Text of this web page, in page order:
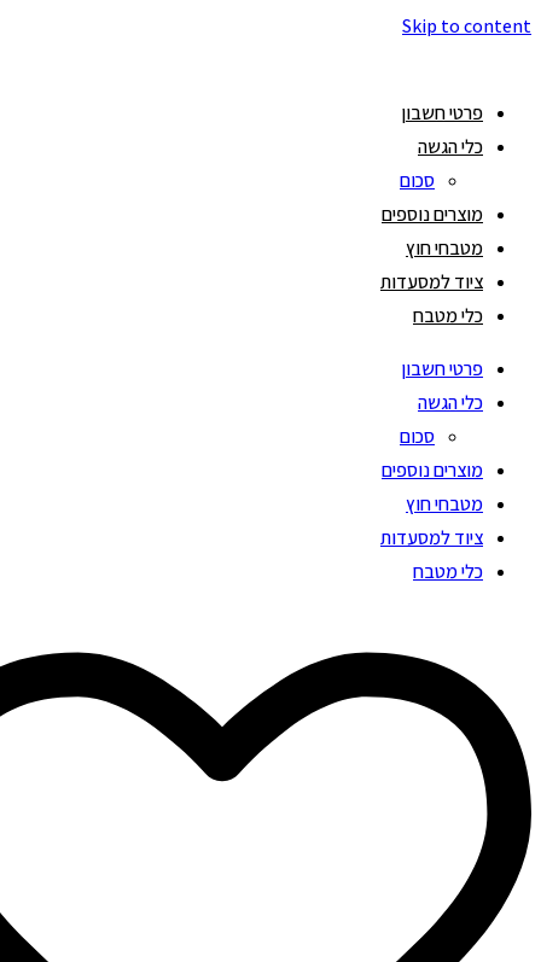
Skip to content
פרטי חשבון
כלי הגשה
סכום
מוצרים נוספים
מטבחי חוץ
ציוד למסעדות
כלי מטבח
פרטי חשבון
כלי הגשה
סכום
מוצרים נוספים
מטבחי חוץ
ציוד למסעדות
כלי מטבח